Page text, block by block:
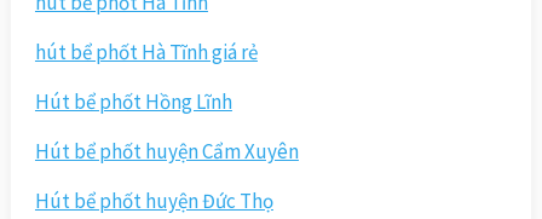
hút bể phốt Hà Tĩnh giá rẻ
Hút bể phốt Hồng Lĩnh
Hút bể phốt huyện Cẩm Xuyên
Hút bể phốt huyện Đức Thọ